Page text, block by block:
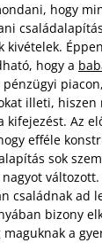
hogy
kivételek.
hogy a
pénzügyi
illeti,
kifejezést. Az
efféle
sok
családnak ad
bizony
a